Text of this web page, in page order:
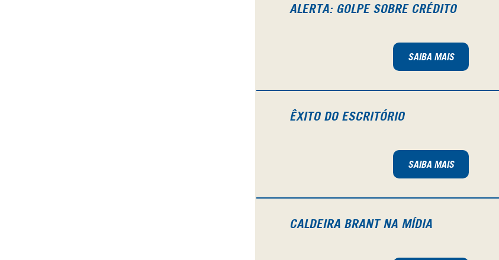
ALERTA: GOLPE SOBRE CRÉDITO
SAIBA MAIS
ÊXITO DO ESCRITÓRIO
SAIBA MAIS
CALDEIRA BRANT NA MÍDIA